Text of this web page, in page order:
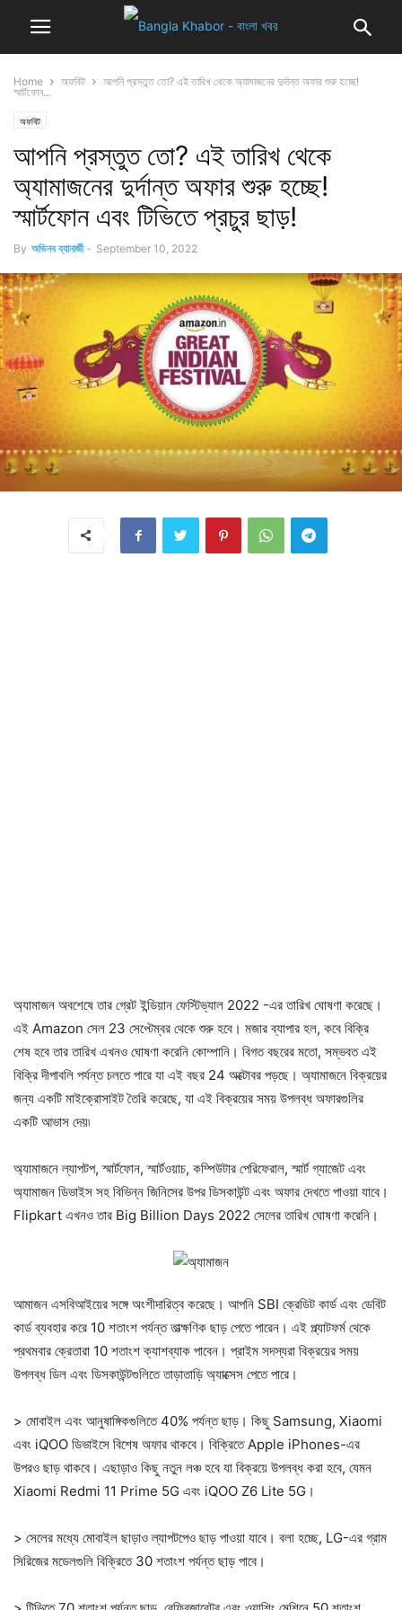
Home অফবিট
আপনি প্রস্তুত তো? এই তারিখ থেকে অ্যামাজনের দুর্দান্ত অফার শুরু হচ্ছে!
স্মার্টফোন...
অফবিট
আপনি প্রস্তুত তো? এই তারিখ থেকে
অ্যামাজনের দুর্দান্ত অফার শুরু হচ্ছে!
স্মার্টফোন এবং টিভিতে প্রচুর ছাড়!
By অভিনব ব্যানার্জী - September 10, 2022
অ্যামাজন অবশেষে তার গ্রেট ইন্ডিয়ান ফেস্টিভ্যাল 2022 -এর তারিখ ঘোষণা করেছে।
এই Amazon সেল 23 সেপ্টেম্বর থেকে শুরু হবে। মজার ব্যাপার হল, কবে বিক্রি
শেষ হবে তার তারিখ এখনও ঘোষণা করেনি কোম্পানি। বিগত বছরের মতো, সম্ভবত এই
বিক্রি দীপাবলি পর্যন্ত চলতে পারে যা এই বছর 24 অক্টোবর পড়ছে। অ্যামাজনে বিক্রয়ের
জন্য একটি মাইক্রোসাইট তৈরি করেছে, যা এই বিক্রয়ের সময় উপলব্ধ অফারগুলির
একটি আভাস দেয়৷
অ্যামাজনে ল্যাপটপ, স্মার্টফোন, স্মার্টওয়াচ, কম্পিউটার পেরিফেরাল, স্মার্ট গ্যাজেট এবং
অ্যামাজন ডিভাইস সহ বিভিন্ন জিনিসের উপর ডিসকাউন্ট এবং অফার দেখতে পাওয়া যাবে।
Flipkart এখনও তার Big Billion Days 2022 সেলের তারিখ ঘোষণা করেনি।
আমাজন এসবিআইয়ের সঙ্গে অংশীদারিত্ব করেছে। আপনি SBI ক্রেডিট কার্ড এবং ডেবিট
কার্ড ব্যবহার করে 10 শতাংশ পর্যন্ত তাত্ক্ষণিক ছাড় পেতে পারেন। এই প্ল্যাটফর্ম থেকে
প্রথমবার ক্রেতারা 10 শতাংশ ক্যাশব্যাক পাবেন। প্রাইম সদস্যরা বিক্রয়ের সময়
উপলব্ধ ডিল এবং ডিসকাউন্টগুলিতে তাড়াতাড়ি অ্যাক্সেস পেতে পারে।
> মোবাইল এবং আনুষাঙ্গিকগুলিতে 40% পর্যন্ত ছাড়। কিছু Samsung, Xiaomi
এবং iQOO ডিভাইসে বিশেষ অফার থাকবে। বিক্রিতে Apple iPhones-এর
উপরও ছাড় থাকবে। এছাড়াও কিছু নতুন লঞ্চ হবে যা বিক্রয়ে উপলব্ধ করা হবে, যেমন
Xiaomi Redmi 11 Prime 5G এবং iQOO Z6 Lite 5G।
> সেলের মধ্যে মোবাইল ছাড়াও ল্যাপটপেও ছাড় পাওয়া যাবে। বলা হচ্ছে, LG-এর গ্রাম
সিরিজের মডেলগুলি বিক্রিতে 30 শতাংশ পর্যন্ত ছাড় পাবে।